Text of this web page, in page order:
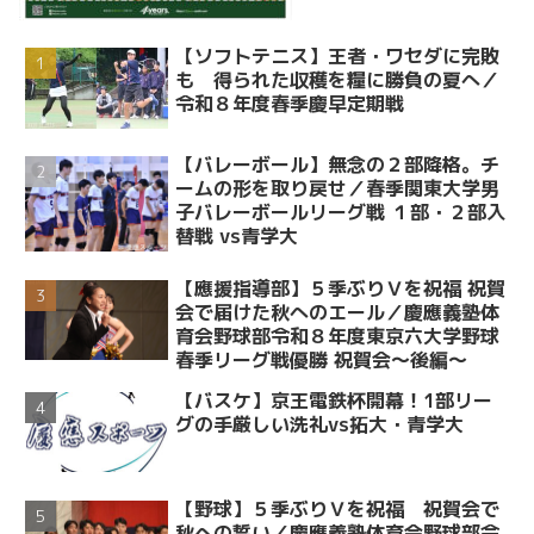
【ソフトテニス】王者・ワセダに完敗
も 得られた収穫を糧に勝負の夏へ／
令和８年度春季慶早定期戦
【バレーボール】無念の２部降格。チ
ームの形を取り戻せ／春季関東大学男
子バレーボールリーグ戦 １部・２部入
替戦 vs青学大
【應援指導部】５季ぶりＶを祝福 祝賀
会で届けた秋へのエール／慶應義塾体
育会野球部令和８年度東京六大学野球
春季リーグ戦優勝 祝賀会～後編～
【バスケ】京王電鉄杯開幕！1部リー
グの手厳しい洗礼vs拓大・青学大
【野球】５季ぶりＶを祝福 祝賀会で